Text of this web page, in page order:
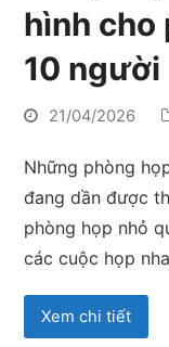
hình cho
10 người
21/04/2026
Những phòng
đang dần được
phòng họp nhỏ
các cuộc họp
Xem chi tiết